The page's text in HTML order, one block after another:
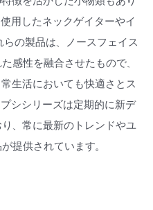
用したネックゲイターやイ
の製品は、ノースフェイス
感性を融合させたもので、
生活においても快適さとス
シシリーズは定期的に新デ
、常に最新のトレンドやユ
提供されています。